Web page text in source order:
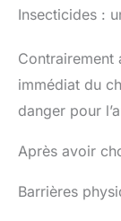
Insecticides :
Contrairement
immédiat du
danger pour
Après avoir
Barrières